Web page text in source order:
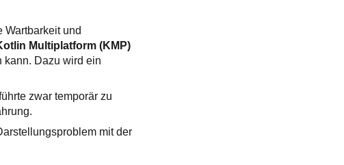
Wartbarkeit und
Multiplatform (KMP)
kann. Dazu wird ein
zwar temporär zu
mit der